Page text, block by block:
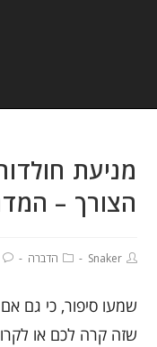
מניעת
הצורך –
Snaker הדברה
שמעו סיפור, כי גם
שזה קרה לכם או